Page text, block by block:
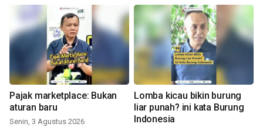
Pajak marketplace: Bukan
aturan baru
Senin, 3 Agustus 2026
Lomba kicau bikin burung
liar punah? ini kata Burung
Indonesia